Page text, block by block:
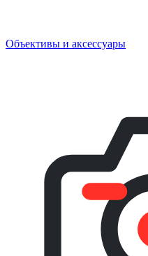
Объективы и аксессуары